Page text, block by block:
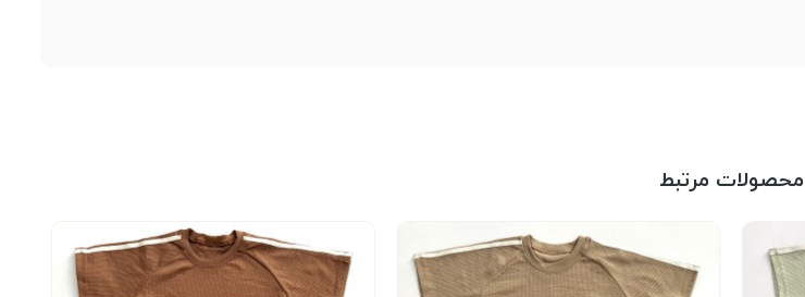
محصولات مرتبط